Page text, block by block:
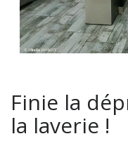
Finie la
la laverie !